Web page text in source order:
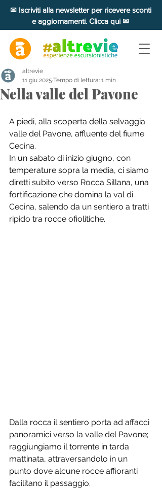
✉ Iscriviti alla newsletter per ricevere sconti
e aggiornamenti. Clicca qui ✉
Nella valle del Pavone
altrevie
11 giu 2025 Tempo di lettura: 1 min
A piedi, alla scoperta della selvaggia
valle del Pavone, affluente del fiume
Cecina.
In un sabato di inizio giugno, con
temperature sopra la media, ci siamo
diretti subito verso Rocca Sillana, una
fortificazione che domina la val di
Cecina, salendo da un sentiero a tratti
ripido tra rocce ofiolitiche.
Dalla rocca il sentiero porta ad affacci
panoramici verso la valle del Pavone;
raggiungiamo il torrente in tarda
mattinata, attraversandolo in un
punto dove alcune rocce affioranti
facilitano il passaggio.